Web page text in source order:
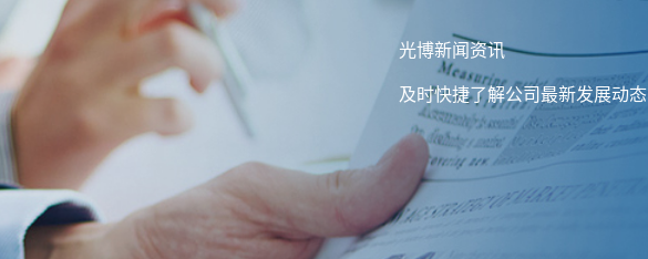
光博新闻资讯
及时快捷了解公司最新发展动态